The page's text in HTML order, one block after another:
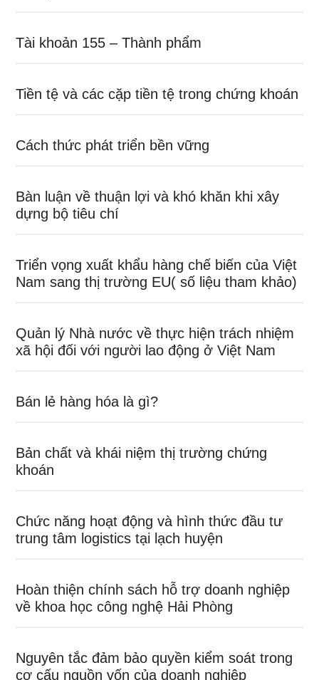
Tài khoản 155 – Thành phẩm
Tiền tệ và các cặp tiền tệ trong chứng khoán
Cách thức phát triển bền vững
Bàn luận về thuận lợi và khó khăn khi xây
dựng bộ tiêu chí
Triển vọng xuất khẩu hàng chế biến của Việt
Nam sang thị trường EU( số liệu tham khảo)
Quản lý Nhà nước về thực hiện trách nhiệm
xã hội đối với người lao động ở Việt Nam
Bán lẻ hàng hóa là gì?
Bản chất và khái niệm thị trường chứng
khoán
Chức năng hoạt động và hình thức đầu tư
trung tâm logistics tại lạch huyện
Hoàn thiện chính sách hỗ trợ doanh nghiệp
về khoa học công nghệ Hải Phòng
Nguyên tắc đảm bảo quyền kiểm soát trong
cơ cấu nguồn vốn của doanh nghiệp